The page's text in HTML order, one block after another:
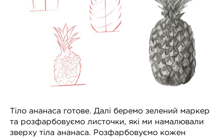
Тіло ананаса готове. Далі беремо зелений маркер
та розфарбовуємо листочки, які ми намалювали
зверху тіла ананаса. Розфарбовуємо кожен